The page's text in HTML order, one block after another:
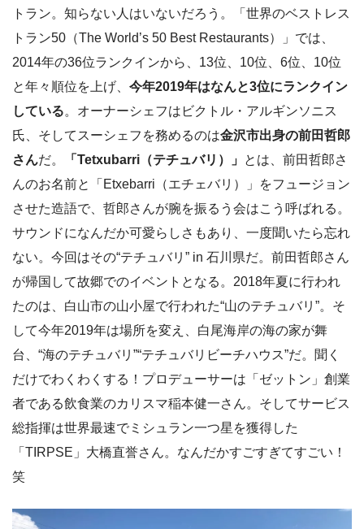
トラン。知らない人はいないだろう。「世界のベストレス
トラン50（The World’s 50 Best Restaurants）」では、
2014年の36位ランクインから、13位、10位、6位、10位
と年々順位を上げ、 今年2019年はなんと3位にランクイン
している。オーナーシェフはビクトル・アルギンソニス
氏、そしてスーシェフを務めるのは金沢市出身の前田哲郎
さんだ。 「Tetxubarri（テチュバリ）」 とは、前田哲郎さ
んのお名前と「Etxebarri（エチェバリ）」をフュージョン
させた造語で、哲郎さんが腕を振るう会はこう呼ばれる。
サウンドになんだか可愛らしさもあり、一度聞いたら忘れ
ない。今回はその“テチュバリ” in 石川県だ。前田哲郎さん
が帰国して故郷でのイベントとなる。2018年夏に行われ
たのは、白山市の山小屋で行われた“山のテチュバリ”。そ
して今年2019年は場所を変え、白尾海岸の海の家が舞
台、“海のテチュバリ”“テチュバリビーチハウス”だ。聞く
だけでわくわくする！プロデューサーは「ゼットン」創業
者である飲食業のカリスマ稲本健一さん。そしてサービス
総指揮は世界最速でミシュラン一つ星を獲得した
「TIRPSE」大橋直誉さん。なんだかすごすぎてすごい！
笑